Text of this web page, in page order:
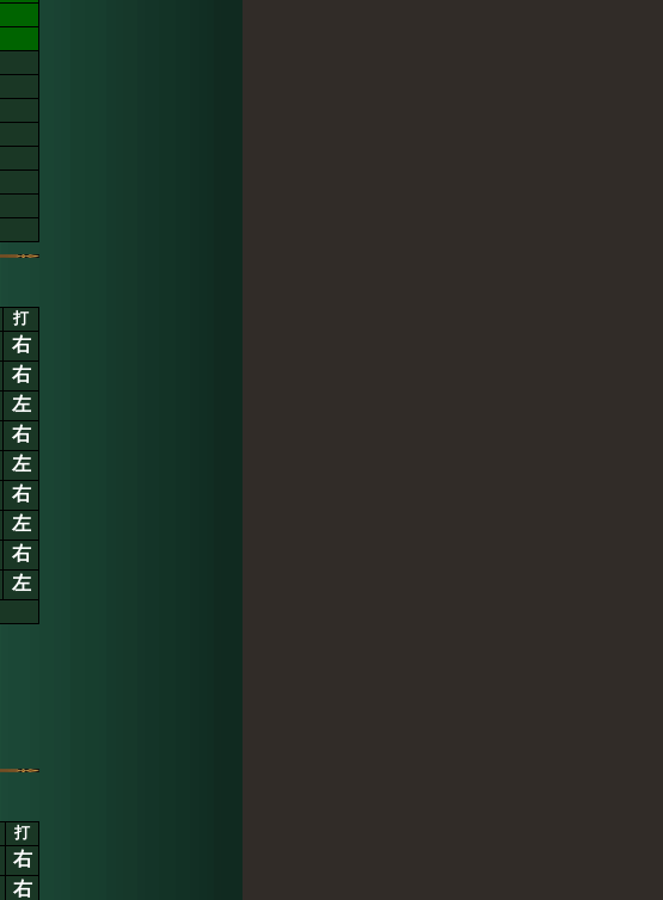
打
右
右
左
右
左
右
左
右
左
打
右
右